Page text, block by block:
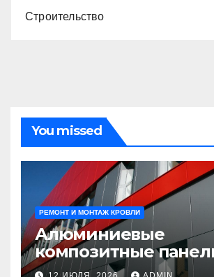
Строительство
You missed
РЕМОНТ И МОНТАЖ КРОВЛИ
Алюминиевые
композитные
универсальное